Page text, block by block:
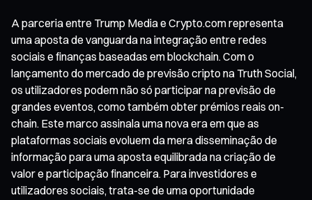
A parceria entre Trump Media e Crypto.com representa
uma aposta de vanguarda na integração entre redes
sociais e finanças baseadas em blockchain. Com o
lançamento do mercado de previsão cripto na Truth Social,
os utilizadores podem não só participar na previsão de
grandes eventos, como também obter prémios reais on-
chain. Este marco assinala uma nova era em que as
plataformas sociais evoluem da mera disseminação de
informação para uma aposta equilibrada na criação de
valor e participação financeira. Para investidores e
utilizadores sociais, trata-se de uma oportunidade